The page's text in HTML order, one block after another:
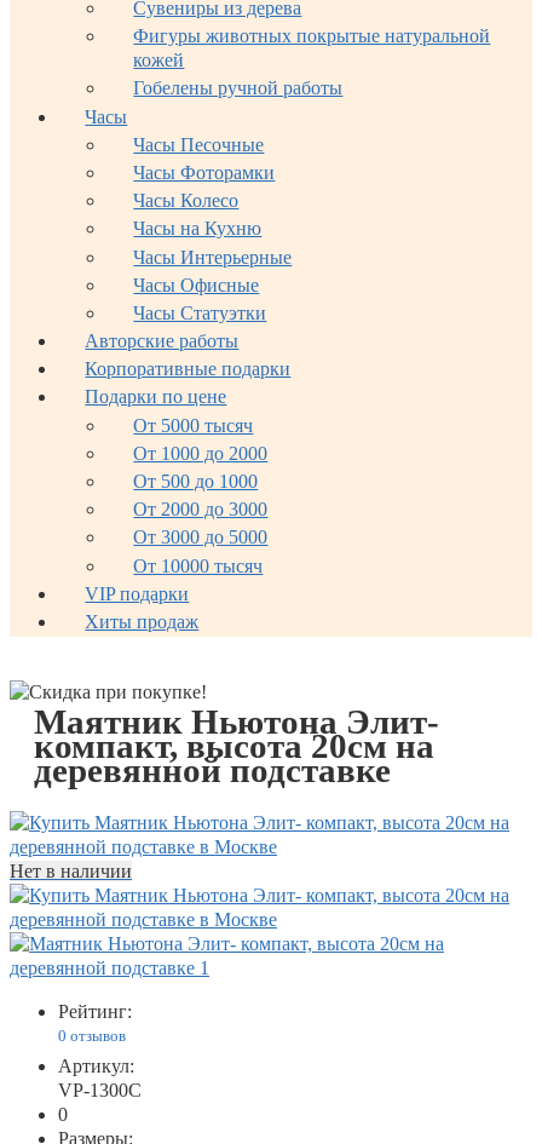
Сувениры из дерева
Фигуры животных покрытые натуральной
кожей
Гобелены ручной работы
Часы
Часы Песочные
Часы Фоторамки
Часы Колесо
Часы на Кухню
Часы Интерьерные
Часы Офисные
Часы Статуэтки
Авторские работы
Корпоративные подарки
Подарки по цене
От 5000 тысяч
От 1000 до 2000
От 500 до 1000
От 2000 до 3000
От 3000 до 5000
От 10000 тысяч
VIP подарки
Хиты продаж
Маятник Ньютона Элит-
компакт, высота 20см на
деревянной подставке
Нет в наличии
Рейтинг:
0 отзывов
Артикул:
VP-1300С
0
Размеры: